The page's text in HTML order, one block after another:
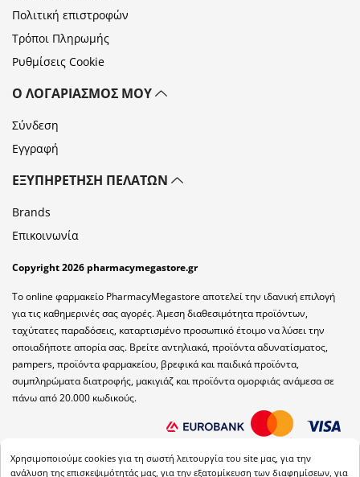
Πολιτική επιστροφών
Τρόποι Πληρωμής
Ρυθμίσεις Cookie
Ο ΛΟΓΑΡΙΑΣΜΌΣ ΜΟΥ
Σύνδεση
Εγγραφή
ΕΞΥΠΗΡΈΤΗΣΗ ΠΕΛΑΤΏΝ
Brands
Επικοινωνία
Copyright 2026 pharmacymegastore.gr
Το online φαρμακείο PharmacyMegastore αποτελεί την ιδανική επιλογή
για τις καθημερινές σας αγορές. Άμεση διαθεσιμότητα προϊόντων,
ταχύτατες παραδόσεις, καταρτισμένο προσωπικό έτοιμο να λύσει την
οποιαδήποτε απορία σας. Βρείτε αντηλιακά, προϊόντα αδυνατίσματος,
pampers, προϊόντα φαρμακείου, βρεφικά και παιδικά προϊόντα,
συμπληρώματα διατροφής, μακιγιάζ και προϊόντα ομορφιάς ανάμεσα σε
πάνω από 20.000 κωδικούς.
Χρησιμοποιούμε cookies για τη σωστή λειτουργία του site μας, για την
ανάλυση της επισκεψιμότητάς μας, για την εξατομίκευση των διαφημίσεων, για